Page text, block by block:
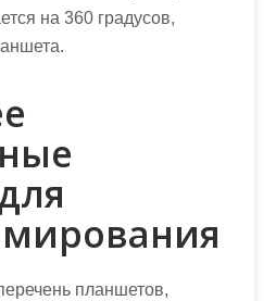
на 360 градусов,
планшетов,